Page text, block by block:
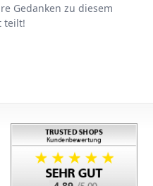
Gedanken zu diesem
teilt!